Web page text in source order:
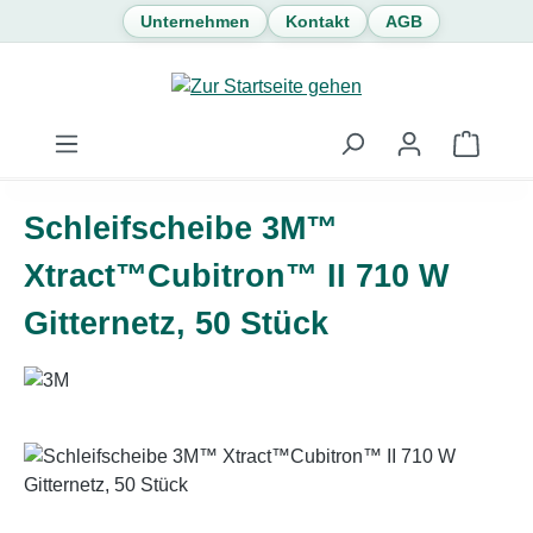
Zum Hauptinhalt springen
Unternehmen Kontakt AGB
Schleifscheibe 3M™
Xtract™Cubitron™ II 710 W
Gitternetz, 50 Stück
Bildergalerie überspringen